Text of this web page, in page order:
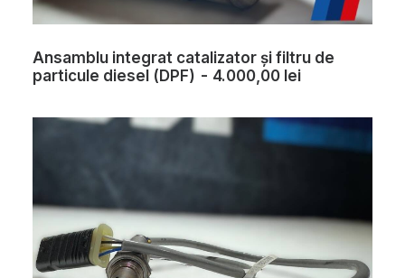
Ansamblu integrat catalizator și filtru de
particule diesel (DPF)
4.000,00 lei